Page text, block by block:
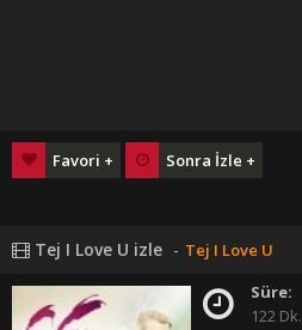
Favori + Sonra İzle +
Tej I Love U izle - Tej I Love U
Süre:
122 Dk.